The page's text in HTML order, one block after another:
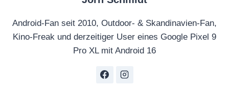
Android-Fan seit 2010, Outdoor- & Skandinavien-Fan,
Kino-Freak und derzeitiger User eines Google Pixel 9
Pro XL mit Android 16